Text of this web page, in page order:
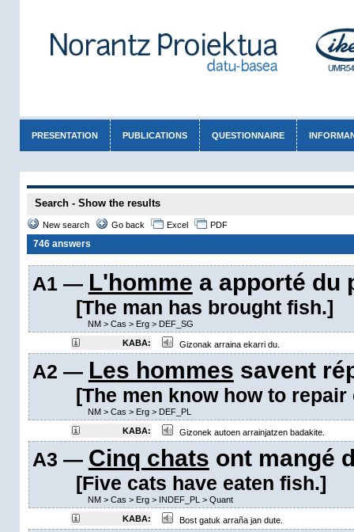
PRESENTATION PUBLICATIONS QUESTIONNAIRE
Search - Show the results
New search Go back Excel PDF
746 answers
A1 — L'homme a apporté du
[The man has brought fish.]
NM> Cas > Erg> DEF_SG
KABA:
Gizonak arraina ekarri du.
A2 — Les hommes savent
[The men know how to repair
NM> Cas > Erg> DEF_PL
KABA:
Gizonek autoen arrainjatzen badakite.
A3 — Cinq chats ont mangé
[Five cats have eaten fish.]
NM> Cas > Erg> INDEF_PL > Quant
KABA:
Bost gatuk arraña jan dute.